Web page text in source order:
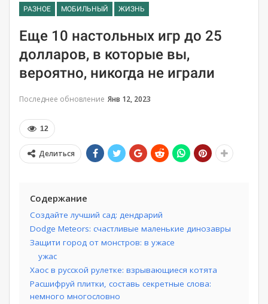
РАЗНОЕ МОБИЛЬНЫЙ ЖИЗНЬ
Еще 10 настольных игр до 25
долларов, в которые вы,
вероятно, никогда не играли
Последнее обновление Янв 12, 2023
12
Делиться
Содержание
Создайте лучший сад: дендрарий
Dodge Meteors: счастливые маленькие динозавры
Защити город от монстров: в ужасе
ужас
Хаос в русской рулетке: взрывающиеся котята
Расшифруй плитки, составь секретные слова:
немного многословно